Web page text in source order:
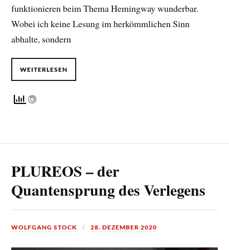
funktionieren beim Thema Hemingway wunderbar.
Wobei ich keine Lesung im herkömmlichen Sinn
abhalte, sondern
WEITERLESEN
PLUREOS – der
Quantensprung des Verlegens
WOLFGANG STOCK 28. DEZEMBER 2020